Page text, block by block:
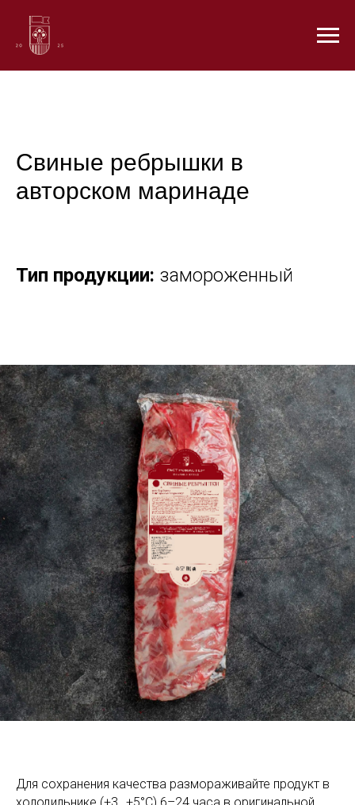
Свиные ребрышки в
авторском маринаде
Тип продукции: замороженный
Для сохранения качества размораживайте продукт в